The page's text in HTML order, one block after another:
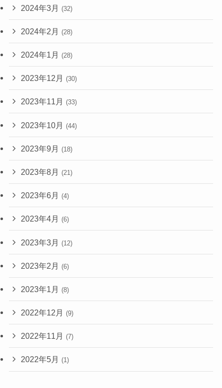
2024年3月 (32)
2024年2月 (28)
2024年1月 (28)
2023年12月 (30)
2023年11月 (33)
2023年10月 (44)
2023年9月 (18)
2023年8月 (21)
2023年6月 (4)
2023年4月 (6)
2023年3月 (12)
2023年2月 (6)
2023年1月 (8)
2022年12月 (9)
2022年11月 (7)
2022年5月 (1)